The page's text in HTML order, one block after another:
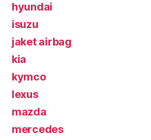
hyundai
isuzu
jaket airbag
kia
kymco
lexus
mazda
mercedes